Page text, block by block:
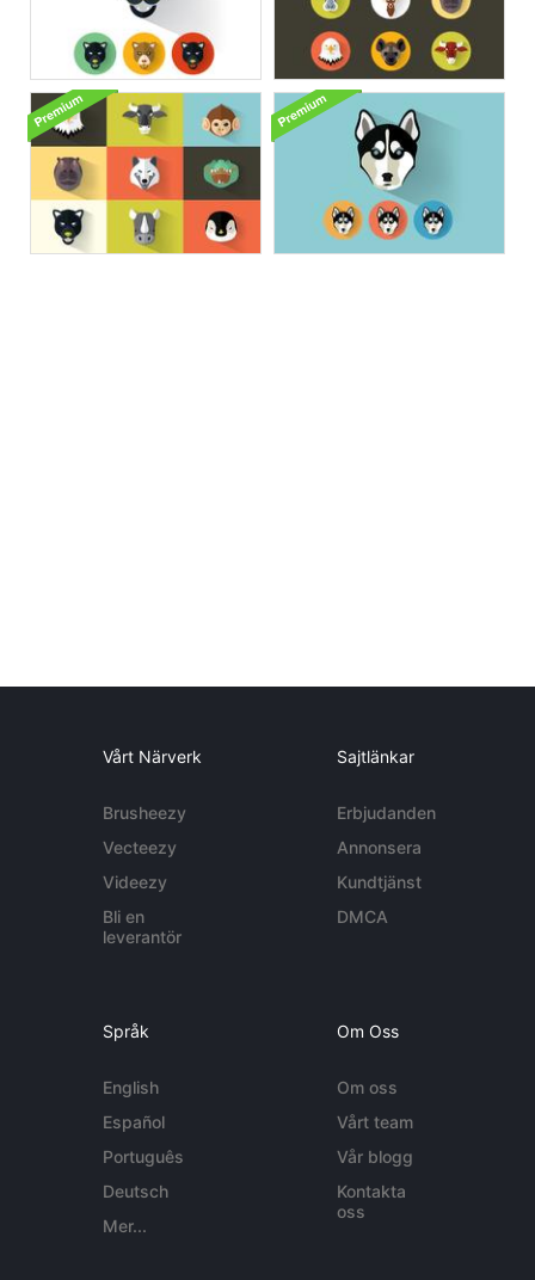
Vårt Närverk
Brusheezy
Vecteezy
Videezy
Bli en
leverantör
Sajtlänkar
Erbjudanden
Annonsera
Kundtjänst
DMCA
Språk
English
Español
Português
Deutsch
Mer...
Om Oss
Om oss
Vårt team
Vår blogg
Kontakta
oss